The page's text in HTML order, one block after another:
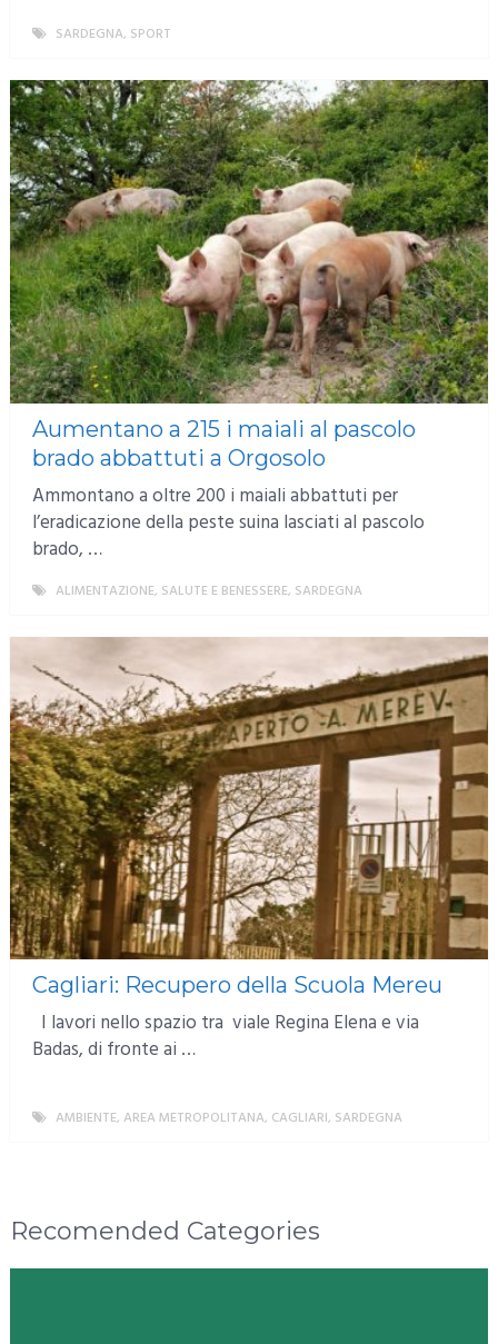
SARDEGNA, SPORT
Aumentano a 215 i maiali al pascolo
brado abbattuti a Orgosolo
Ammontano a oltre 200 i maiali abbattuti per
l’eradicazione della peste suina lasciati al pascolo
brado, …
ALIMENTAZIONE, SALUTE E BENESSERE, SARDEGNA
Cagliari: Recupero della Scuola Mereu
I lavori nello spazio tra viale Regina Elena e via
Badas, di fronte ai …
AMBIENTE, AREA METROPOLITANA, CAGLIARI, SARDEGNA
Recomended Categories